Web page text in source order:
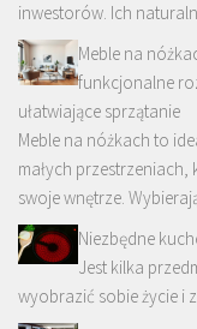
inwestorów. Ich
Meble na
funkcjonalne
ułatwiające sprzątanie
Meble na nóżkach to
małych
swoje wnętrze.
Niezbędne
Jest kilka
wyobrazić sobie życie i